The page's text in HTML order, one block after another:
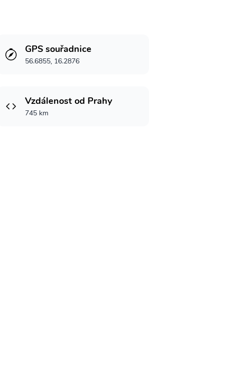
GPS souřadnice
56.6855, 16.2876
Vzdálenost od Prahy
745 km